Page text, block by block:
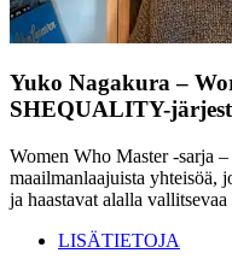
Yuko Nagakura –
SHEQUALITY-
Women Who Master -sarja
maailmanlaajuista yhteisöä,
ja haastavat alalla
LISÄTIETOJA